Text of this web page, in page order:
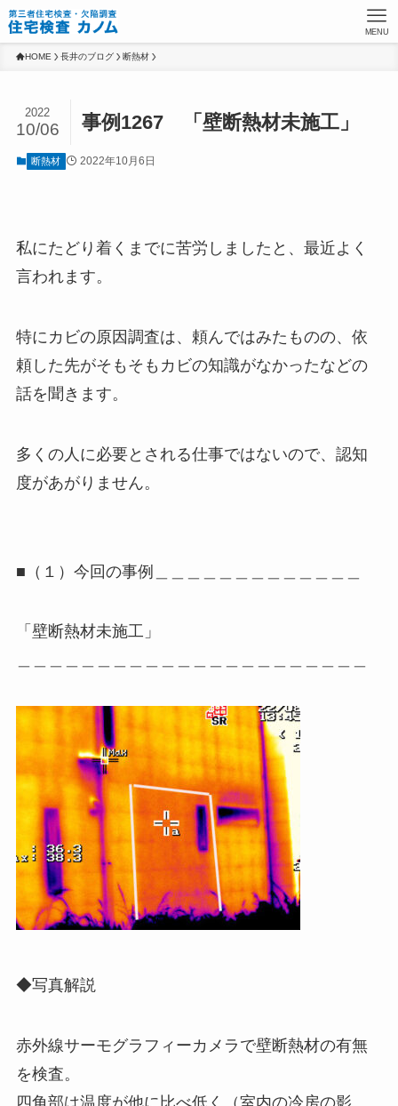
MENU
HOME 長井のブログ 断熱材
事例1267 「壁断熱材未施工」
2022
10/06
断熱材 2022年10月6日
私にたどり着くまでに苦労しましたと、最近よく
言われます。
特にカビの原因調査は、頼んではみたものの、依
頼した先がそもそもカビの知識がなかったなどの
話を聞きます。
多くの人に必要とされる仕事ではないので、認知
度があがりません。
■（１）今回の事例＿＿＿＿＿＿＿＿＿＿＿＿＿
「壁断熱材未施工」
◆写真解説
赤外線サーモグラフィーカメラで壁断熱材の有無
を検査。
四角部は温度が他に比べ低く（室内の冷房の影